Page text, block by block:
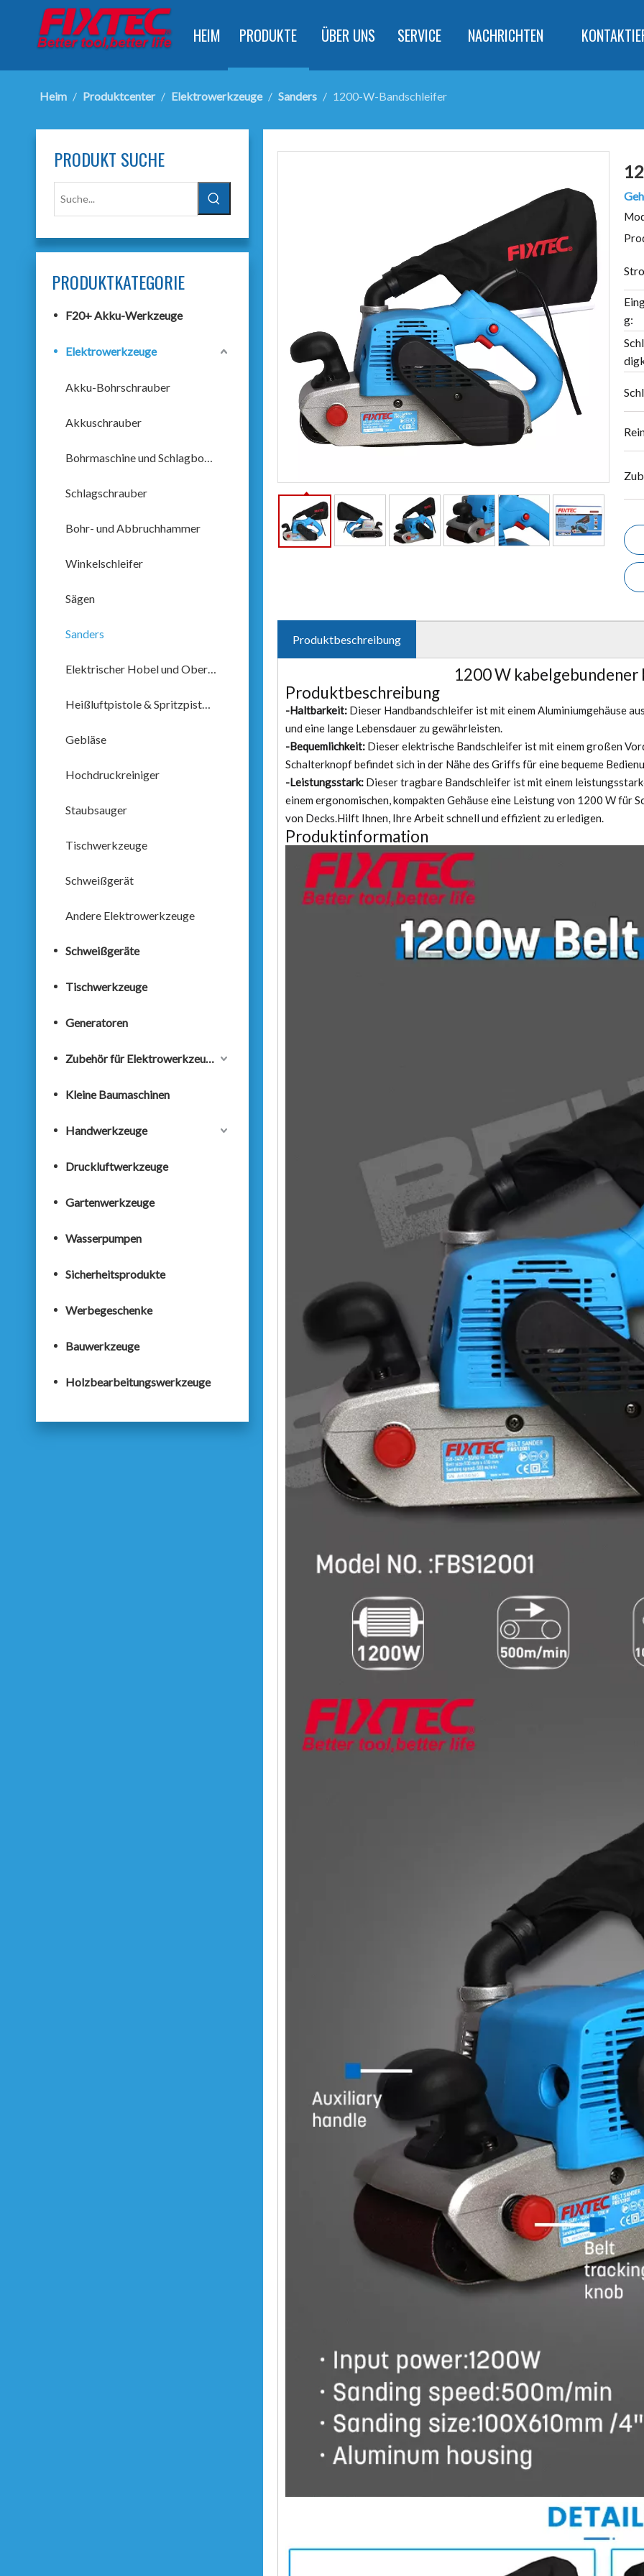
HEIM PRODUKTE ÜBER UNS SERVICE NACHRICHTEN
Heim / Produktcenter / Elektrowerkzeuge / Sanders / 1200-W-Bandschleifer
PRODUKT SUCHE
PRODUKTKATEGORIE
F20+ Akku-Werkzeuge
Elektrowerkzeuge
Akku-Bohrschrauber
Akkuschrauber
Bohrmaschine und Schlagbohrmaschine
Schlagschrauber
Bohr- und Abbruchhammer
Winkelschleifer
Sägen
Sanders
Elektrischer Hobel und Oberfräse
Heißluftpistole & Spritzpistole
Gebläse
Hochdruckreiniger
Staubsauger
Tischwerkzeuge
Schweißgerät
Andere Elektrowerkzeuge
Schweißgeräte
Tischwerkzeuge
Generatoren
Zubehör für Elektrowerkzeuge
Kleine Baumaschinen
Handwerkzeuge
Druckluftwerkzeuge
Gartenwerkzeuge
Wasserpumpen
Sicherheitsprodukte
Werbegeschenke
Bauwerkzeuge
Holzbearbeitungswerkzeuge
g:
Produktbeschreibung
1200 W kabelgebundener
Produktbeschreibung
-Haltbarkeit: Dieser Handbandschleifer ist mit einem Aluminiumgehäuse
und eine lange Lebensdauer zu gewährleisten.
-Bequemlichkeit: Dieser elektrische Bandschleifer ist mit einem großen
Schalterknopf befindet sich in der Nähe des Griffs für eine bequeme
-Leistungsstark: Dieser tragbare Bandschleifer ist mit einem
einem ergonomischen, kompakten Gehäuse eine Leistung von 1200 W für
von Decks.Hilft Ihnen, Ihre Arbeit schnell und effizient zu erledigen.
Produktinformation